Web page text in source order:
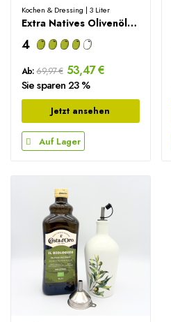
Kochen & Dressing | 3 Liter
Extra Natives Olivenöl Probierbox – 3000ml
4
Ab: 69,97 € 53,47 €
Sie sparen 23 %
Jetzt ansehen
Auf Lager